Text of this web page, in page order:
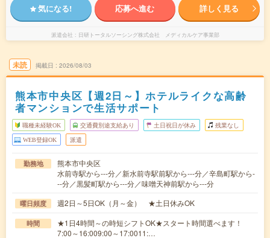
気になる! 応募へ進む 詳しく見る
派遣会社 日研トータルソーシング株式会社 メディカルケア事業部
未読 掲載日 2026/08/03
熊本市中央区【週2日～】ホテルライクな高齢
者マンションで生活サポート
職種未経験OK 交通費別途支給あり 土日祝日が休み 残業なし
WEB登録OK 派遣
勤務地
熊本市中央区
水前寺駅から---分／新水前寺駅前駅から---分／辛島町駅から-
--分／黒髪町駅から---分／味噌天神前駅から---分
曜日頻度 週2日～5日OK（月～金） ★土日休みOK
時間
★1日4時間～の時短シフトOK★スタート時間選べます！
7:00～16:009:00～17:0011:…